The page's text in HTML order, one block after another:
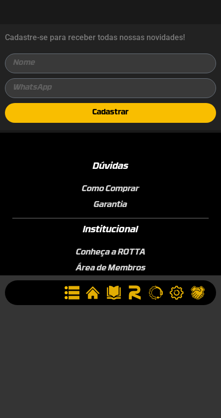
Cadastre-se para receber todas nossas novidades!
Cadastrar
Dúvidas
Como Comprar
Garantia
Institucional
Conheça a ROTTA
Área de Membros
Sobre a Empresa